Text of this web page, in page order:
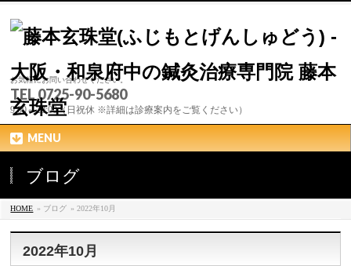
お気軽にお問い合わせください。
TEL 0725-90-5680
9:00～20:00（日祝休 ※詳細は診療案内をご覧ください）
MENU
ブログ
HOME » ブログ » 2022年10月
2022年10月